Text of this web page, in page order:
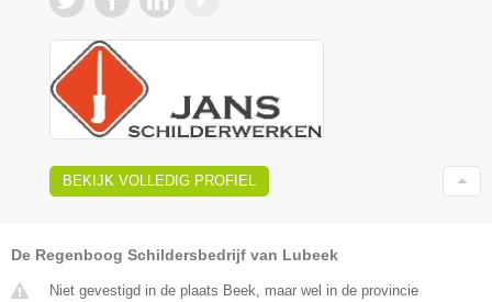
BEKIJK VOLLEDIG PROFIEL
De Regenboog Schildersbedrijf van Lubeek
Niet gevestigd in de plaats Beek, maar wel in de provincie